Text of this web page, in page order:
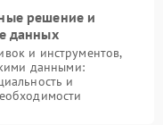
решение и
данных
и инструментов,
данными:
и